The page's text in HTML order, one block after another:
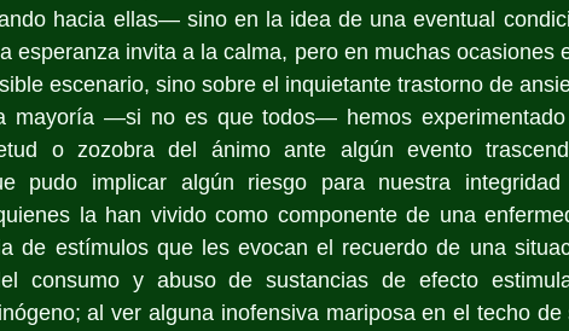
hacia ellas— sino en la idea de una eventual
esperanza invita a la calma, pero en muchas ocasiones
escenario, sino sobre el inquietante trastorno de
mayoría —si no es que todos— hemos
o zozobra del ánimo ante algún evento
pudo implicar algún riesgo para nuestra
la han vivido como componente de una
de estímulos que les evocan el recuerdo de una
consumo y abuso de sustancias de efecto
al ver alguna inofensiva mariposa en el techo de